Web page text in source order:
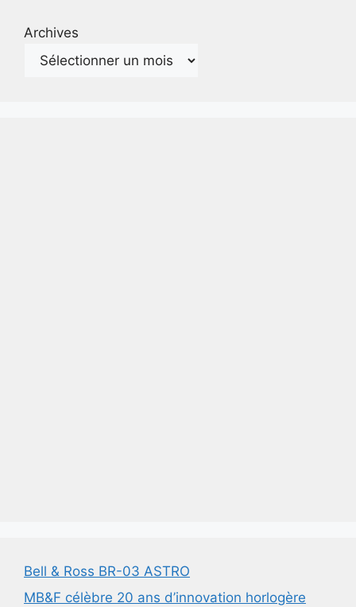
Archives
Bell & Ross BR-03 ASTRO
MB&F célèbre 20 ans d’innovation horlogère